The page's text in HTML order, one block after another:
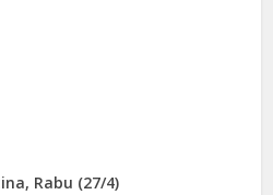
Rabu (27/4)